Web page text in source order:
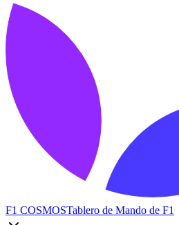
F1 COSMOSTablero de Mando de F1